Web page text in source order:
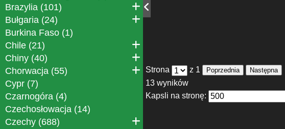
Brazylia (101)
Bułgaria (24)
Burkina Faso (1)
Chile (21)
Chiny (40)
Chorwacja (55)
Cypr (7)
Czarnogóra (4)
Czechosłowacja (14)
Czechy (688)
Strona z 1 Poprzednia Następna
13 wyników
Kapsli na stronę: